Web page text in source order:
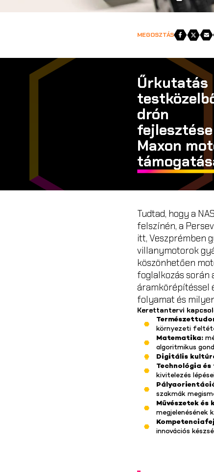
Megosztás
MEGOSZTÁS
Űrkutatás
drón
Maxon
Tudtad, hogy a
felszínén, a
itt, Veszprémben
villanymotorok
köszönhetően
foglalkozás során
áramkörépítéssel
folyamat és
Kerettantervi
környezeti
Matematika:
algoritmikus
Digitális
Technológia és
kivitelezés
szakmák
Művészetek
megjelenésének
innovációs